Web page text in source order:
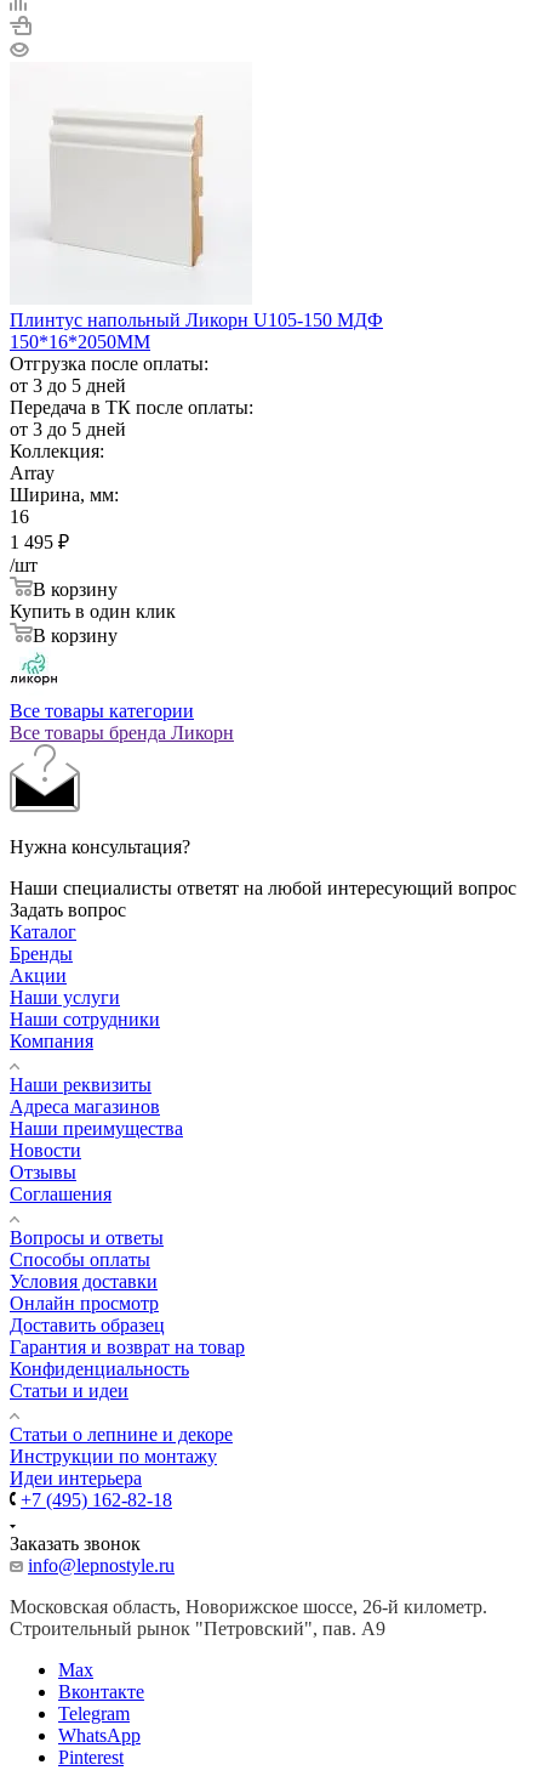
Плинтус напольный Ликорн U105-150 МДФ
150*16*2050ММ
Отгрузка после оплаты:
от 3 до 5 дней
Передача в ТК после оплаты:
от 3 до 5 дней
Коллекция:
Array
Ширина, мм:
16
1 495 ₽
/шт
В корзину
Купить в один клик
В корзину
Все товары категории
Все товары бренда Ликорн
Нужна консультация?
Наши специалисты ответят на любой интересующий вопрос
Задать вопрос
Каталог
Бренды
Акции
Наши услуги
Наши сотрудники
Компания
Наши реквизиты
Адреса магазинов
Наши преимущества
Новости
Отзывы
Соглашения
Вопросы и ответы
Способы оплаты
Условия доставки
Онлайн просмотр
Доставить образец
Гарантия и возврат на товар
Конфиденциальность
Статьи и идеи
Cтатьи о лепнине и декоре
Инструкции по монтажу
Идеи интерьера
+7 (495) 162-82-18
Заказать звонок
info@lepnostyle.ru
Московская область, Новорижское шоссе, 26-й километр.
Строительный рынок "Петровский", пав. А9
Мах
Вконтакте
Telegram
WhatsApp
Pinterest